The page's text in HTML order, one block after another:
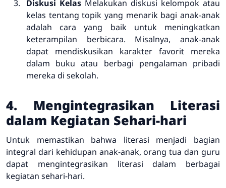
Diskusi Kelas Melakukan diskusi kelompok atau
kelas tentang topik yang menarik bagi anak-anak
adalah cara yang baik untuk meningkatkan
keterampilan berbicara. Misalnya, anak-anak
dapat mendiskusikan karakter favorit mereka
dalam buku atau berbagi pengalaman pribadi
mereka di sekolah.
4. Mengintegrasikan Literasi
dalam Kegiatan Sehari-hari
Untuk memastikan bahwa literasi menjadi bagian
integral dari kehidupan anak-anak, orang tua dan guru
dapat mengintegrasikan literasi dalam berbagai
kegiatan sehari-hari.